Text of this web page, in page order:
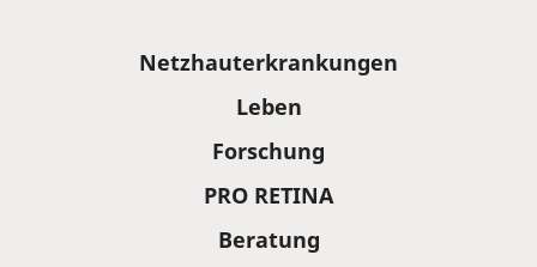
Netzhauterkrankungen
Leben
Forschung
PRO RETINA
Beratung